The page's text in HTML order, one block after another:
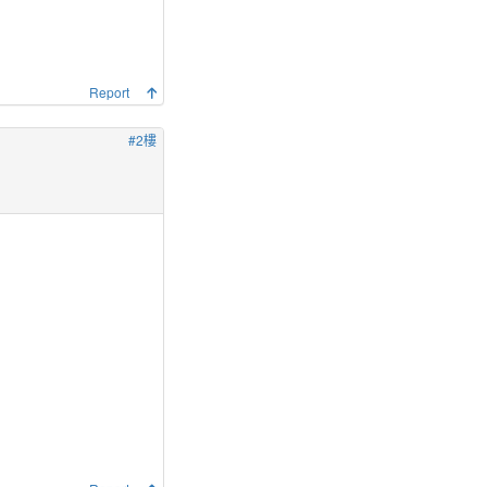
Report
#2樓